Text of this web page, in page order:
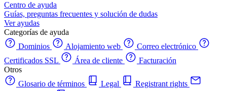
Centro de ayuda
Guías, preguntas frecuentes y solución de dudas
Ver ayudas
Categorías de ayuda
Dominios
Alojamiento web
Correo electrónico
Certificados SSL
Área de cliente
Facturación
Otros
Glosario de términos
Legal
Registrant rights